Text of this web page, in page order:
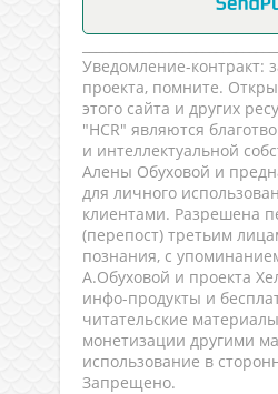
Уведомление-контракт:
проекта, помните.
этого сайта и других
"HCR" являются
и интеллектуальной
Алены Обуховой и
для личного
клиентами. Разрешена
(перепост) третьим
познания, с
А.Обуховой и проекта
инфо-продукты и
читательские
монетизации другими
использование в
Запрещено.